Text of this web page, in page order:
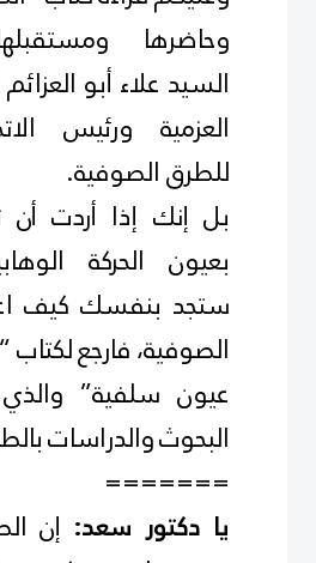
وحاضرها
السيد علاء أبو
العزمية ورئيس
للطرق الصوفية.
بل إنك إذا أردت أن
بعيون الحركة
ستجد بنفسك كيف
الصوفية، فارجع
عيون سلفية” والذي
البحوث والدراسات
=======
يا دكتور سعد: إن